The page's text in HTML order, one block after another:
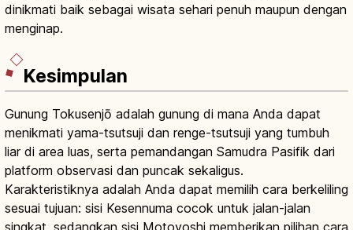
dinikmati baik sebagai wisata sehari penuh maupun dengan
menginap.
Kesimpulan
Gunung Tokusenjō adalah gunung di mana Anda dapat
menikmati yama-tsutsuji dan renge-tsutsuji yang tumbuh
liar di area luas, serta pemandangan Samudra Pasifik dari
platform observasi dan puncak sekaligus.
Karakteristiknya adalah Anda dapat memilih cara berkeliling
sesuai tujuan: sisi Kesennuma cocok untuk jalan-jalan